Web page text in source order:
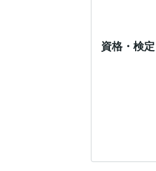
資格・検定